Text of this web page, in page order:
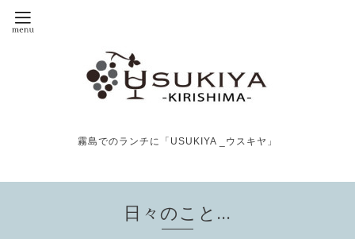
霧島でのランチに「USUKIYA _ウスキヤ」
日々のこと…